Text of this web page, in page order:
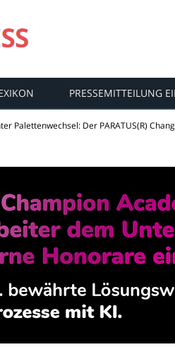
PRESSEMITTEILUNG
Palettenwechsel: Der PARATUS(R)